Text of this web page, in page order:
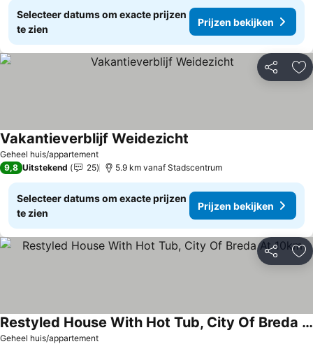
Selecteer datums om exacte prijzen
te zien
Prijzen bekijken
Delen
Geheel huis/appartement
Vakantieverblijf Weidezicht
9,8 Uitstekend 25 5.9 km vanaf Stadscentrum
Selecteer datums om exacte prijzen
te zien
Prijzen bekijken
Delen
Geheel huis/appartement
Restyled House With Hot Tub, City Of Breda At 10km